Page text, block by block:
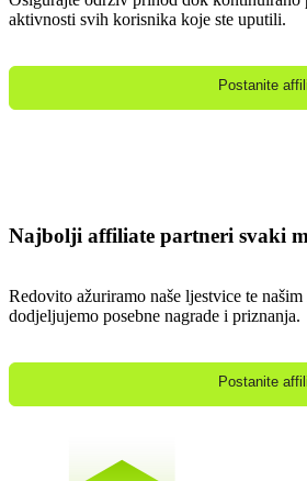
aktivnosti svih korisnika koje ste uputili.
Postanite
Najbolji affiliate partneri svaki
Redovito ažuriramo naše ljestvice te
dodjeljujemo posebne nagrade i priznanja.
Postanite